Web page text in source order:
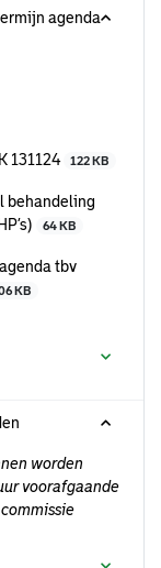
agenda
131124
122 KB
behandeling
64 KB
tbv
KB
worden
voorafgaande